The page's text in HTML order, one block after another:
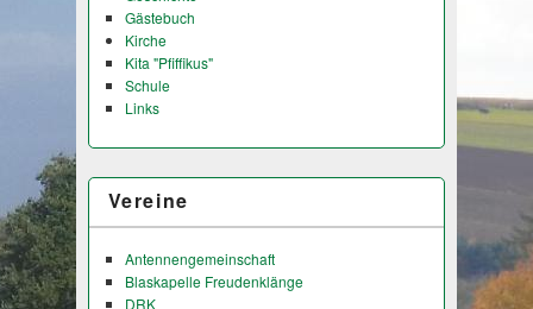
Gästebuch
Kirche
Kita "Pfiffikus"
Schule
Links
Vereine
Antennengemeinschaft
Blaskapelle Freudenklänge
DRK